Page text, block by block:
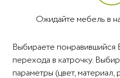
Ожидайте мебель в
Выбираете понравившийся
перехода в катрочку.
параметры (цвет,